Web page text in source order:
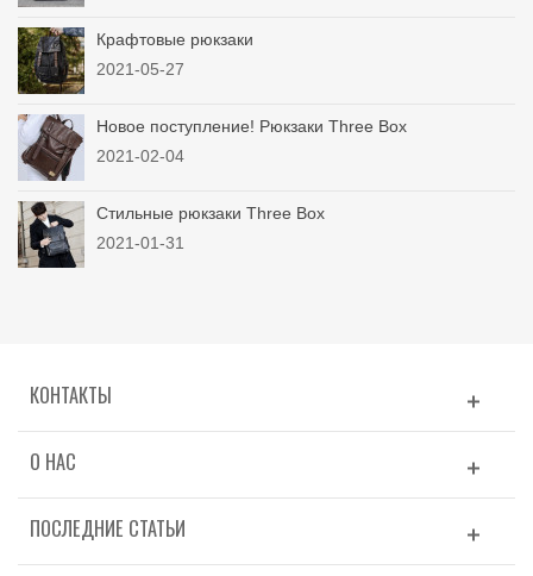
Крафтовые рюкзаки
2021-05-27
Новое поступление! Рюкзаки Three Box
2021-02-04
Стильные рюкзаки Three Box
2021-01-31
КОНТАКТЫ
О НАС
ПОСЛЕДНИЕ СТАТЬИ